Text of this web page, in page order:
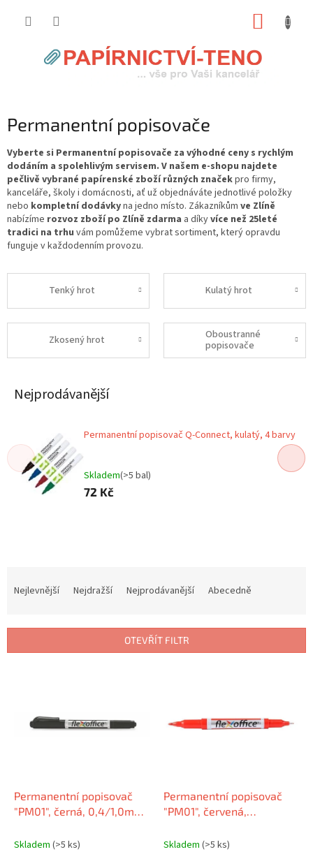
Permanentní popisovače
Vyberte si Permanentní popisovače za výhodné ceny s rychlým
dodáním a spolehlivým servisem. V našem e-shopu najdete
pečlivě vybrané papírenské zboží různých značekpro firmy,
kanceláře, školy i domácnosti, ať už objednáváte jednotlivé položky
nebo kompletní dodávkyna jedno místo. Zákazníkům ve Zlíně
nabízíme rozvoz zboží po Zlíně zdarma a díkyvíce než 25leté
tradici na trhu vám pomůžeme vybrat sortiment, který opravdu
funguje v každodenním provozu.
Tenký hrot Kulatý hrot
Zkosený hrot
Oboustranné
popisovače
Nejprodávanější
Permanentní popisovač Q-Connect, kulatý, 4 barvy
Skladem(>5 bal)
72 Kč
í
Nejlevnější Nejdražší Nejprodávanější Abecedně
OTEVŘÍT FILTR
Permanentní popisovač
"PM01", černá, 0,4/1,0mm,
FLEXOFFICE
Skladem (>5 ks)
Permanentní popisovač
"PM01", červená,
oboustranný, FLEXOFFICE
Skladem (>5 ks)